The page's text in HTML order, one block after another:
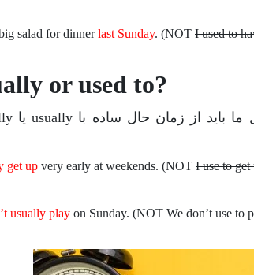
salad for dinnerlast Sunday. (NOT I used to
or used to?
باید از زمان حال ساده با usuallyیا
get up very early at weekends. (NOT I use to get
usually play on Sunday. (NOT We don’t use to